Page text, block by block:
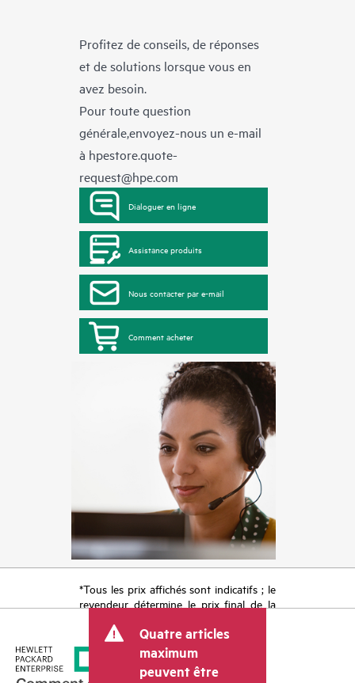
Profitez de conseils, de réponses
et de solutions lorsque vous en
avez besoin.
Pour toute question
générale,envoyez-nous un e-mail
à hpestore.quote-
request@hpe.com
Dialoguer en ligne
Assistance produits
Nous contacter par e-mail
Comment acheter
*Tous les prix affichés sont indicatifs ; le
revendeur détermine le prix final de la
tels que la TVA ou les taxes sur la vente
et les frais d’expédition. Le prix de la
transaction déterminé par le revendeur
peut varier par rapport à d’autres
Quatre articles
maximum
peuvent être